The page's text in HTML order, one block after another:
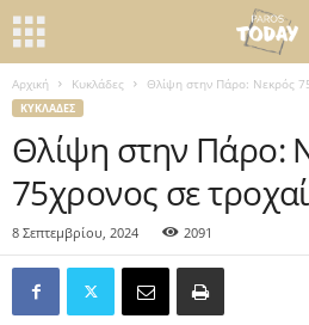
Αρχική Κυκλάδες Θλίψη στην Πάρο: Νεκρός
ΚΥΚΛΆΔΕΣ
Θλίψη στην Πάρο:
75χρονος σε
8 Σεπτεμβρίου, 2024 2091